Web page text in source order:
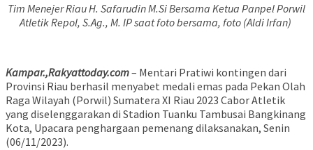
Tim Menejer Riau H. Safarudin M.Si Bersama Ketua Panpel Porwil
Atletik Repol, S.Ag., M. IP saat foto bersama, foto (Aldi Irfan)
Kampar.,Rakyattoday.com– Mentari Pratiwi kontingen dari
Provinsi Riau berhasil menyabet medali emas pada Pekan Olah
Raga Wilayah (Porwil) Sumatera XI Riau 2023 Cabor Atletik
yang diselenggarakan di Stadion Tuanku Tambusai Bangkinang
Kota, Upacara penghargaan pemenang dilaksanakan, Senin
(06/11/2023).